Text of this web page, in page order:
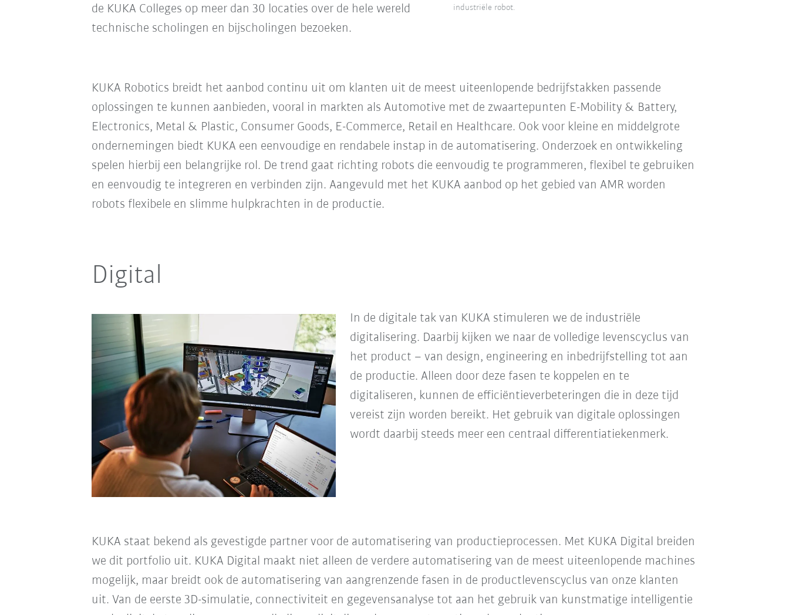
de KUKA Colleges op meer dan 30 locaties over de hele wereld
technische scholingen en bijscholingen bezoeken.
industriële robot.
KUKA Robotics breidt het aanbod continu uit om klanten uit de meest uiteenlopende bedrijfstakken passende
oplossingen te kunnen aanbieden, vooral in markten als Automotive met de zwaartepunten E-Mobility & Battery,
Electronics, Metal & Plastic, Consumer Goods, E-Commerce, Retail en Healthcare. Ook voor kleine en middelgrote
ondernemingen biedt KUKA een eenvoudige en rendabele instap in de automatisering. Onderzoek en ontwikkeling
spelen hierbij een belangrijke rol. De trend gaat richting robots die eenvoudig te programmeren, flexibel te gebruiken
en eenvoudig te integreren en verbinden zijn. Aangevuld met het KUKA aanbod op het gebied van AMR worden
robots flexibele en slimme hulpkrachten in de productie.
Digital
In de digitale tak van KUKA stimuleren we de industriële
digitalisering. Daarbij kijken we naar de volledige levenscyclus van
het product – van design, engineering en inbedrijfstelling tot aan
de productie. Alleen door deze fasen te koppelen en te
digitaliseren, kunnen de efficiëntieverbeteringen die in deze tijd
vereist zijn worden bereikt. Het gebruik van digitale oplossingen
wordt daarbij steeds meer een centraal differentiatiekenmerk.
KUKA staat bekend als gevestigde partner voor de automatisering van productieprocessen. Met KUKA Digital breiden
we dit portfolio uit. KUKA Digital maakt niet alleen de verdere automatisering van de meest uiteenlopende machines
mogelijk, maar breidt ook de automatisering van aangrenzende fasen in de productlevenscyclus van onze klanten
uit. Van de eerste 3D-simulatie, connectiviteit en gegevensanalyse tot aan het gebruik van kunstmatige intelligentie